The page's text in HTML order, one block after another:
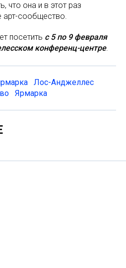
что она и в этот раз
арт-сообщество.
посетить с 5 по 9 февраля
конференц-центре.
Лос-Анджеллес
Ярмарка